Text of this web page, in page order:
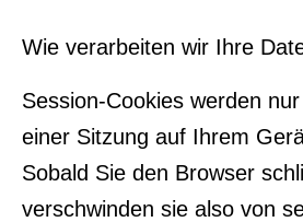
Wie verarbeiten wir Ihre
Session-Cookies werden
einer Sitzung auf Ihrem
Sobald Sie den Browser
verschwinden sie also von